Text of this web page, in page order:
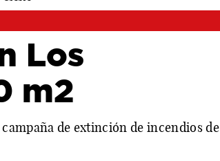
Los
m2
de extinción de incendios de